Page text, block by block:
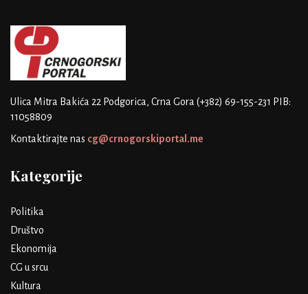
Ulica Mitra Bakića 22 Podgorica, Crna Gora (+382) 69-155-231 PIB:
11058809
Kontaktirajte nas cg@crnogorskiportal.me
Kategorije
Politika
Društvo
Ekonomija
CG u srcu
Kultura